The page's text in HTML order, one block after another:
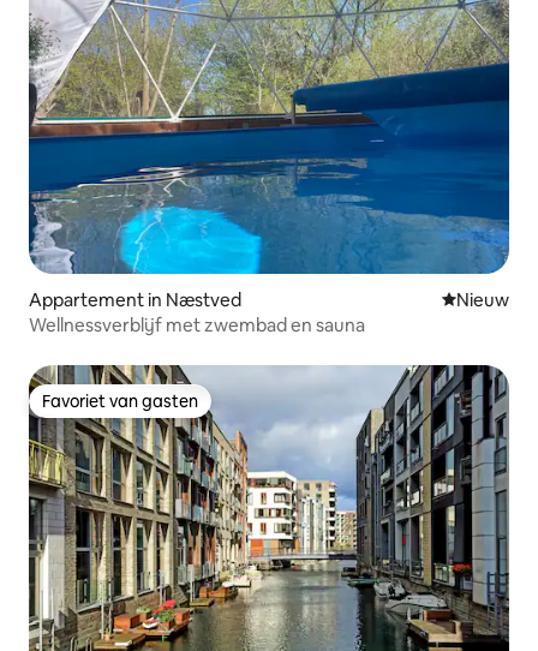
Appartement in Næstved Nieuwe
Nieuw
Wellnessverblijf met zwembad en sauna
Favoriet van gasten
Favoriet van gasten